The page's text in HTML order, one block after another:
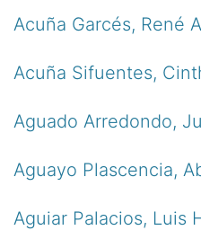
Acuña Garcés, René
Acuña Sifuentes,
Aguado Arredondo,
Aguayo Plascencia,
Aguiar Palacios, Luis